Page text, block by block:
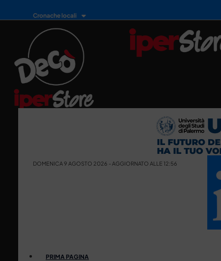
Cronache locali
DOMENICA 9 AGOSTO 2026 - AGGIORNATO ALLE 12:56
PRIMA PAGINA